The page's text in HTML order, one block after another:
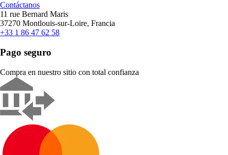
Contáctanos
11 rue Bernard Maris
37270 Montlouis-sur-Loire, Francia
+33 1 86 47 62 58
Pago seguro
Compra en nuestro sitio con total confianza